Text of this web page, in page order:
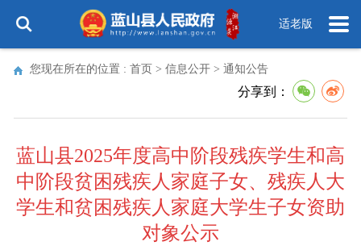
适老版
您现在所在的位置 : 首页 > 信息公开 > 通知公告
分享到：
蓝山县2025年度高中阶段残疾学生和高
中阶段贫困残疾人家庭子女、残疾人大
学生和贫困残疾人家庭大学生子女资助
对象公示